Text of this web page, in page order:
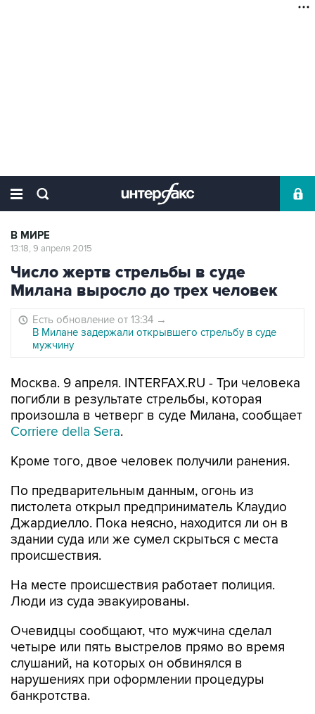
В МИРЕ
13:18, 9 апреля 2015
Число жертв стрельбы в суде
Милана выросло до трех человек
Есть обновление от 13:34 →
В Милане задержали открывшего стрельбу в суде
мужчину
Москва. 9 апреля. INTERFAX.RU - Три человека
погибли в результате стрельбы, которая
произошла в четверг в суде Милана, сообщает
Corriere della Sera.
Кроме того, двое человек получили ранения.
По предварительным данным, огонь из
пистолета открыл предприниматель Клаудио
Джардиелло. Пока неясно, находится ли он в
здании суда или же сумел скрыться с места
происшествия.
На месте происшествия работает полиция.
Люди из суда эвакуированы.
Очевидцы сообщают, что мужчина сделал
четыре или пять выстрелов прямо во время
слушаний, на которых он обвинялся в
нарушениях при оформлении процедуры
банкротства.